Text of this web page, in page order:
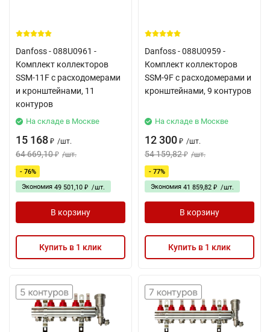
Danfoss - 088U0961 -
Комплект коллекторов
SSM-11F с расходомерами
и кронштейнами, 11
контуров
На складе в Москве
15 168 ₽ /шт.
64 669,10 ₽ /шт.
- 76%
Экономия 49 501,10 ₽ /шт.
В корзину
Купить в 1 клик
Danfoss - 088U0959 -
Комплект коллекторов
SSM-9F с расходомерами и
кронштейнами, 9 контуров
На складе в Москве
12 300 ₽ /шт.
54 159,82 ₽ /шт.
- 77%
Экономия 41 859,82 ₽ /шт.
В корзину
Купить в 1 клик